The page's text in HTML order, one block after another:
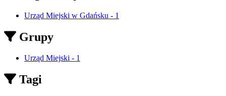
Urząd Miejski w Gdańsku - 1
Grupy
Urząd Miejski - 1
Tagi